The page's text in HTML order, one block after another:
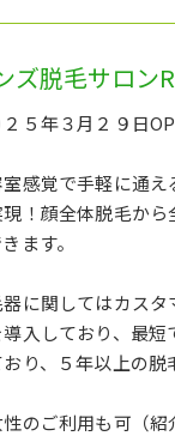
ズ脱毛サロン
２５年３月２９日
感覚で手軽に通
現！顔全体脱毛か
ます。
器に関してはカス
入しており、最
おり、５年以上の
のご利用も可（紹